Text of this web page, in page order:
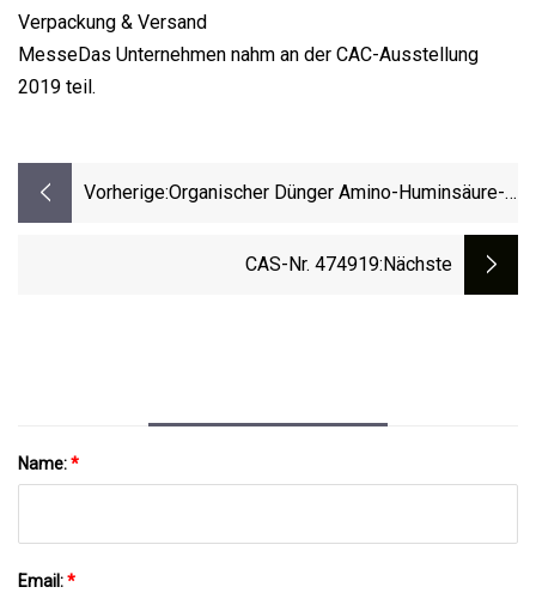
Verpackung & Versand
MesseDas Unternehmen nahm an der CAC-Ausstellung
2019 teil.
Vorherige:Organischer Dünger Amino-Huminsäure-
CAS-Nr. 474919:nächste
Name:*
Email:*